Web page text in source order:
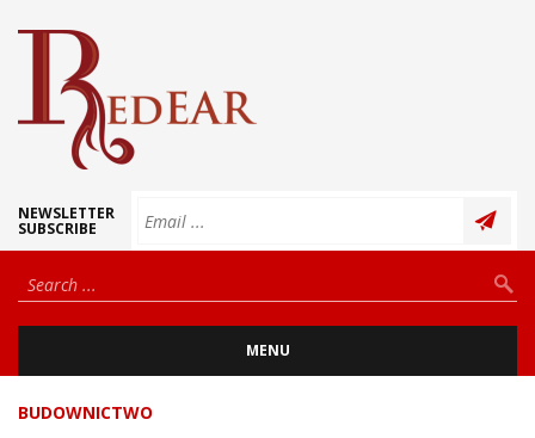
NEWSLETTER
SUBSCRIBE
MENU
BUDOWNICTWO